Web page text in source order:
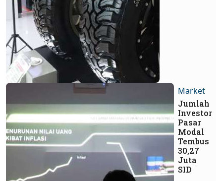
Market
Jumlah
Investor
Pasar
Modal
Tembus
30,27
Juta
SID